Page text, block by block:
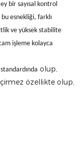
bir sayısal kontrol
esnekliği, farklı
ve yüksek stabilite
işleme kolayca
standardında olup,
özellikte olup,